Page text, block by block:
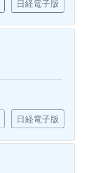
日経電子版
日経電子版